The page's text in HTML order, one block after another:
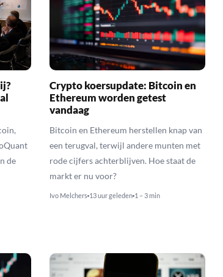
de
Crypto koersupdate: Bitcoin en
Ethereum worden getest
vandaag
Bitcoin en Ethereum herstellen knap van
een terugval, terwijl andere munten met
rode cijfers achterblijven. Hoe staat de
markt er nu voor?
Ivo Melchers 13 uur geleden 1 – 3 min